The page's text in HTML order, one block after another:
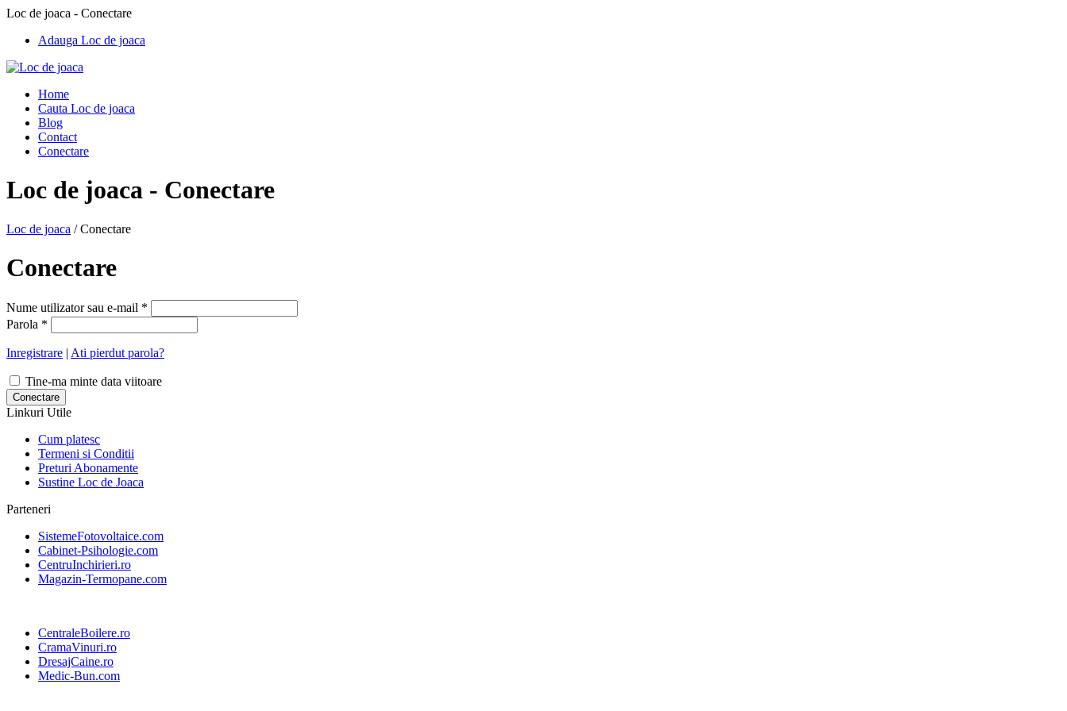
Loc de joaca - Conectare
Adauga Loc de joaca
Home
Cauta Loc de joaca
Blog
Contact
Conectare
Loc de joaca - Conectare
Loc de joaca /Conectare
Conectare
Nume utilizator sau e-mail *
Parola *
Inregistrare | Ati pierdut parola?
Tine-ma minte data viitoare
Linkuri Utile
Cum platesc
Termeni si Conditii
Preturi Abonamente
Sustine Loc de Joaca
Parteneri
SistemeFotovoltaice.com
Cabinet-Psihologie.com
CentruInchirieri.ro
Magazin-Termopane.com
CentraleBoilere.ro
CramaVinuri.ro
DresajCaine.ro
Medic-Bun.com